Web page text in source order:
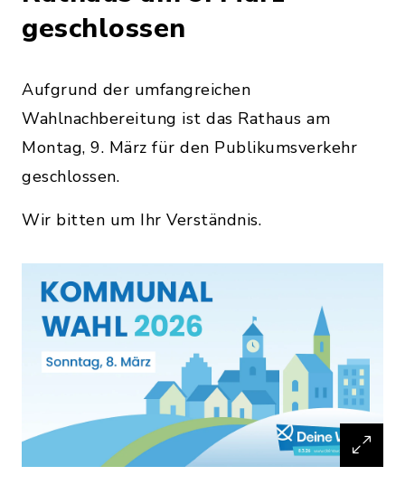
geschlossen
Aufgrund der umfangreichen
Wahlnachbereitung ist das Rathaus am
Montag, 9. März für den Publikumsverkehr
geschlossen.
Wir bitten um Ihr Verständnis.